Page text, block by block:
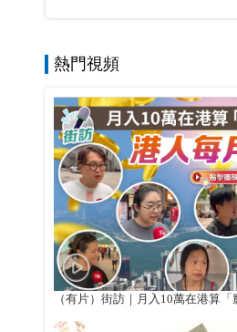
熱門視頻
（有片）街訪｜月入10萬在港算